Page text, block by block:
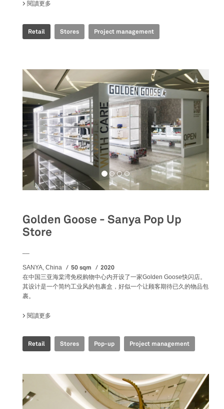
閱讀更多
Retail Stores Project management
Golden Goose - Sanya Pop Up
Store
SANYA, China 50 sqm 2020
在中国三亚海棠湾免税购物中心内开设了一家Golden Goose快闪店。
其设计是一个简约工业风的包裹盒，好似一个让顾客期待已久的物品包
裹。
閱讀更多
Retail Stores Pop-up Project management